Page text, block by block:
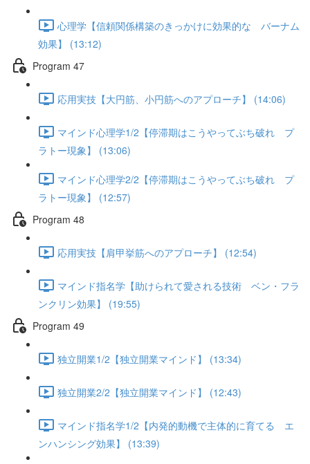
心理学【信頼関係構築のきっかけに効果的な バーナム
効果】 (13:12)
Program 47
応用実技【大円筋、小円筋へのアプローチ】 (14:06)
マインド心理学1/2【停滞期はこうやってぶち破れ プ
ラトー現象】 (13:06)
マインド心理学2/2【停滞期はこうやってぶち破れ プ
ラトー現象】 (12:57)
Program 48
応用実技【肩甲挙筋へのアプローチ】 (12:54)
マインド指名学【助けられて愛される技術 ベン・フラ
ンクリン効果】 (19:55)
Program 49
独立開業1/2【独立開業マインド】 (13:34)
独立開業2/2【独立開業マインド】 (12:43)
マインド指名学1/2【内発的動機で主体的に育てる エ
ンハンシング効果】 (13:39)